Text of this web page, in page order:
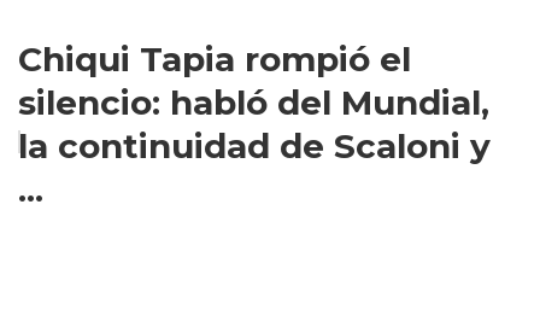
Chiqui Tapia rompió el
silencio: habló del Mundial,
la continuidad de Scaloni y
...